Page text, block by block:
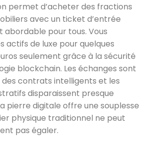
permet d’acheter des fractions
avec un ticket d’entrée
pour tous. Vous
actifs de luxe pour quelques
seulement grâce à la sécurité
blockchain. Les échanges sont
contrats intelligents et les
disparaissent presque
pierre digitale offre une souplesse
physique traditionnel ne peut
pas égaler.